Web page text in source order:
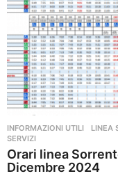
INFORMAZIONI UTILI ,LINEA
SERVIZI
Orari linea
Dicembre 2024